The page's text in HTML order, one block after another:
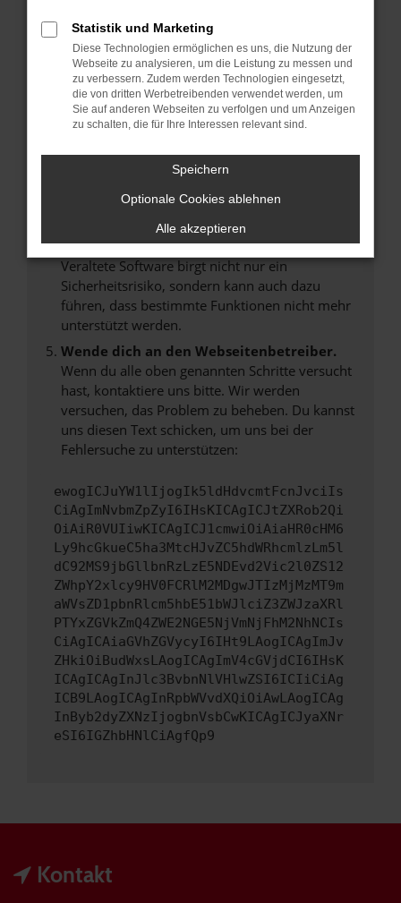
Manche Erweiterungen, wie Werbeblocker,
können das Laden bestimmter Seiten
verhindern. Funktioniert die Seite in einem
anderen Browser oder in einem privaten
Fenster?
Das kann manchmal helfen, vorübergehende
Probleme zu beheben.
Stelle sicher, dass dein Browser und dein
Betriebssystem auf dem neuesten Stand
sind.
Veraltete Software birgt nicht nur ein
Sicherheitsrisiko, sondern kann auch dazu
führen, dass bestimmte Funktionen nicht mehr
unterstützt werden.
Wende dich an den Webseitenbetreiber.
Wenn du alle oben genannten Schritte versucht
hast, kontaktiere uns bitte. Wir werden
versuchen, das Problem zu beheben. Du kannst
uns diesen Text schicken, um uns bei der
Fehlersuche zu unterstützen:
ewogICJuYW1lIjogIk5ldHdvcmtFcnJvciIs
CiAgImNvbmZpZyI6IHsKICAgICJtZXRob2Qi
OiAiR0VUIiwKICAgICJ1cmwiOiAiaHR0cHM6
Ly9hcGkueC5ha3MtcHJvZC5hdWRhcmlzLm5l
dC92MS9jbGllbnRzLzE5NDEvd2Vic2l0ZS12
ZWhpY2xlcy9HV0FCRlM2MDgwJTIzMjMzMT9m
aWVsZD1pbnRlcm5hbE51bWJlciZ3ZWJzaXRl
PTYxZGVkZmQ4ZWE2NGE5NjVmNjFhM2NhNCIs
CiAgICAiaGVhZGVycyI6IHt9LAogICAgImJv
ZHkiOiBudWxsLAogICAgImV4cGVjdCI6IHsK
ICAgICAgInJlc3BvbnNlVHlwZSI6ICIiCiAg
ICB9LAogICAgInRpbWVvdXQiOiAwLAogICAg
InByb2dyZXNzIjogbnVsbCwKICAgICJyaXNr
eSI6IGZhbHNlCiAgfQp9
Kontakt
Statistik und Marketing
Diese Technologien ermöglichen es uns, die Nutzung der
Webseite zu analysieren, um die Leistung zu messen und
zu verbessern. Zudem werden Technologien eingesetzt,
die von dritten Werbetreibenden verwendet werden, um
Sie auf anderen Webseiten zu verfolgen und um Anzeigen
zu schalten, die für Ihre Interessen relevant sind.
Speichern
Optionale Cookies ablehnen
Alle akzeptieren